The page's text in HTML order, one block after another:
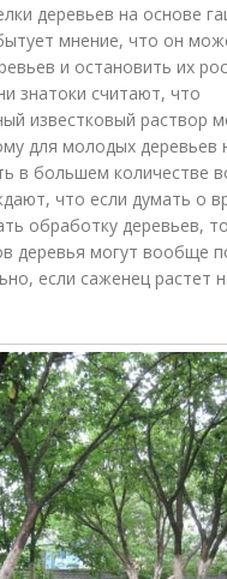
деревьев на основе
мнение, что он
и остановить их
знатоки считают, что
известковый раствор
для молодых деревьев
в большем количестве
что если думать о
обработку деревьев,
деревья могут вообще
если саженец растет